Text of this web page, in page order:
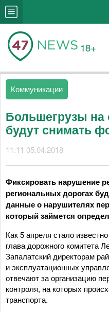
18+
Коммуникации
Большегрузы на
будут снимать
11:11 05.04.2018
Фиксировать нарушение
региональных дорогах
данные о нарушителях
который займется
Как 5 апреля стало
глава дорожного комитета
Запалатский директорам
и эксплуатационных
отвечают за организацию
контроля, на которых
транспорта.